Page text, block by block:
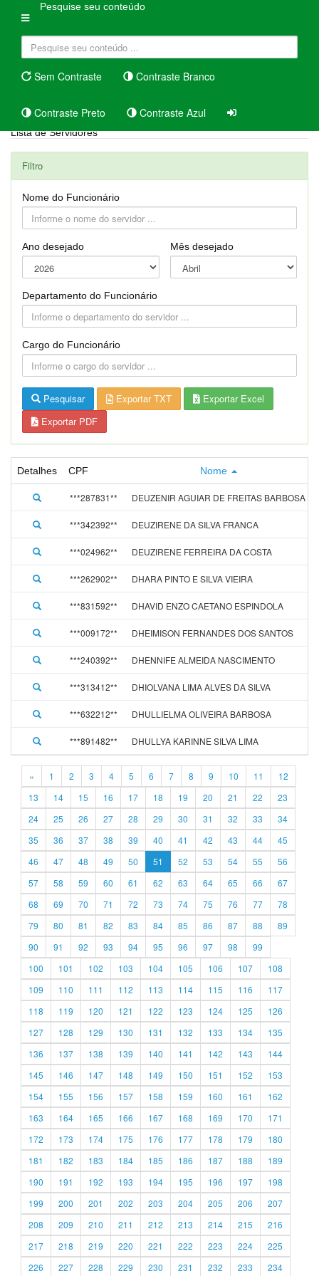
Pesquise seu conteúdo
Sem Contraste Contraste Branco
Contraste Preto Contraste Azul
Lista de Servidores
Filtro
Nome do Funcionário
Ano desejado Mês desejado
Departamento do Funcionário
Cargo do Funcionário
Pesquisar Exportar TXT
Exportar Excel
Exportar PDF
Detalhes CPF Nome
***287831** DEUZENIR AGUIAR DE FREITAS BARBOSA
***342392** DEUZIRENE DA SILVA FRANCA
***024962** DEUZIRENE FERREIRA DA COSTA
***262902** DHARA PINTO E SILVA VIEIRA
***831592** DHAVID ENZO CAETANO ESPINDOLA
***009172** DHEIMISON FERNANDES DOS SANTOS
***240392** DHENNIFE ALMEIDA NASCIMENTO
***313412** DHIOLVANA LIMA ALVES DA SILVA
***632212** DHULLIELMA OLIVEIRA BARBOSA
***891482** DHULLYA KARINNE SILVA LIMA
« 1 2 3 4 5 6 7 8 9 10 11
12
13
14 15 16 17 18 19 20 21 22
23
24
25 26 27 28 29 30 31 32 33
34
35
36 37 38 39 40 41 42 43 44
45
46
47 48 49 50 51 52 53 54 55
56
57
58 59 60 61 62 63 64 65 66
67
68
69 70 71 72 73 74 75 76 77
78
79
80 81 82 83 84 85 86 87 88
89
90
91 92 93 94 95 96 97 98
99
100
101 102 103 104 105 106 107
108
109
110 111 112 113 114 115 116
117
118
119 120 121 122 123 124 125
126
127
128 129 130 131 132 133 134
135
136
137 138 139 140 141 142 143
144
145
146 147 148 149 150 151 152
153
154
155 156 157 158 159 160 161
162
163
164 165 166 167 168 169 170
171
172
173 174 175 176 177 178 179
180
181
182 183 184 185 186 187 188
189
190
191 192 193 194 195 196 197
198
199
200 201 202 203 204 205 206
207
208
209 210 211 212 213 214 215
216
217
218 219 220 221 222 223 224
225
226
227 228 229 230 231 232 233 234